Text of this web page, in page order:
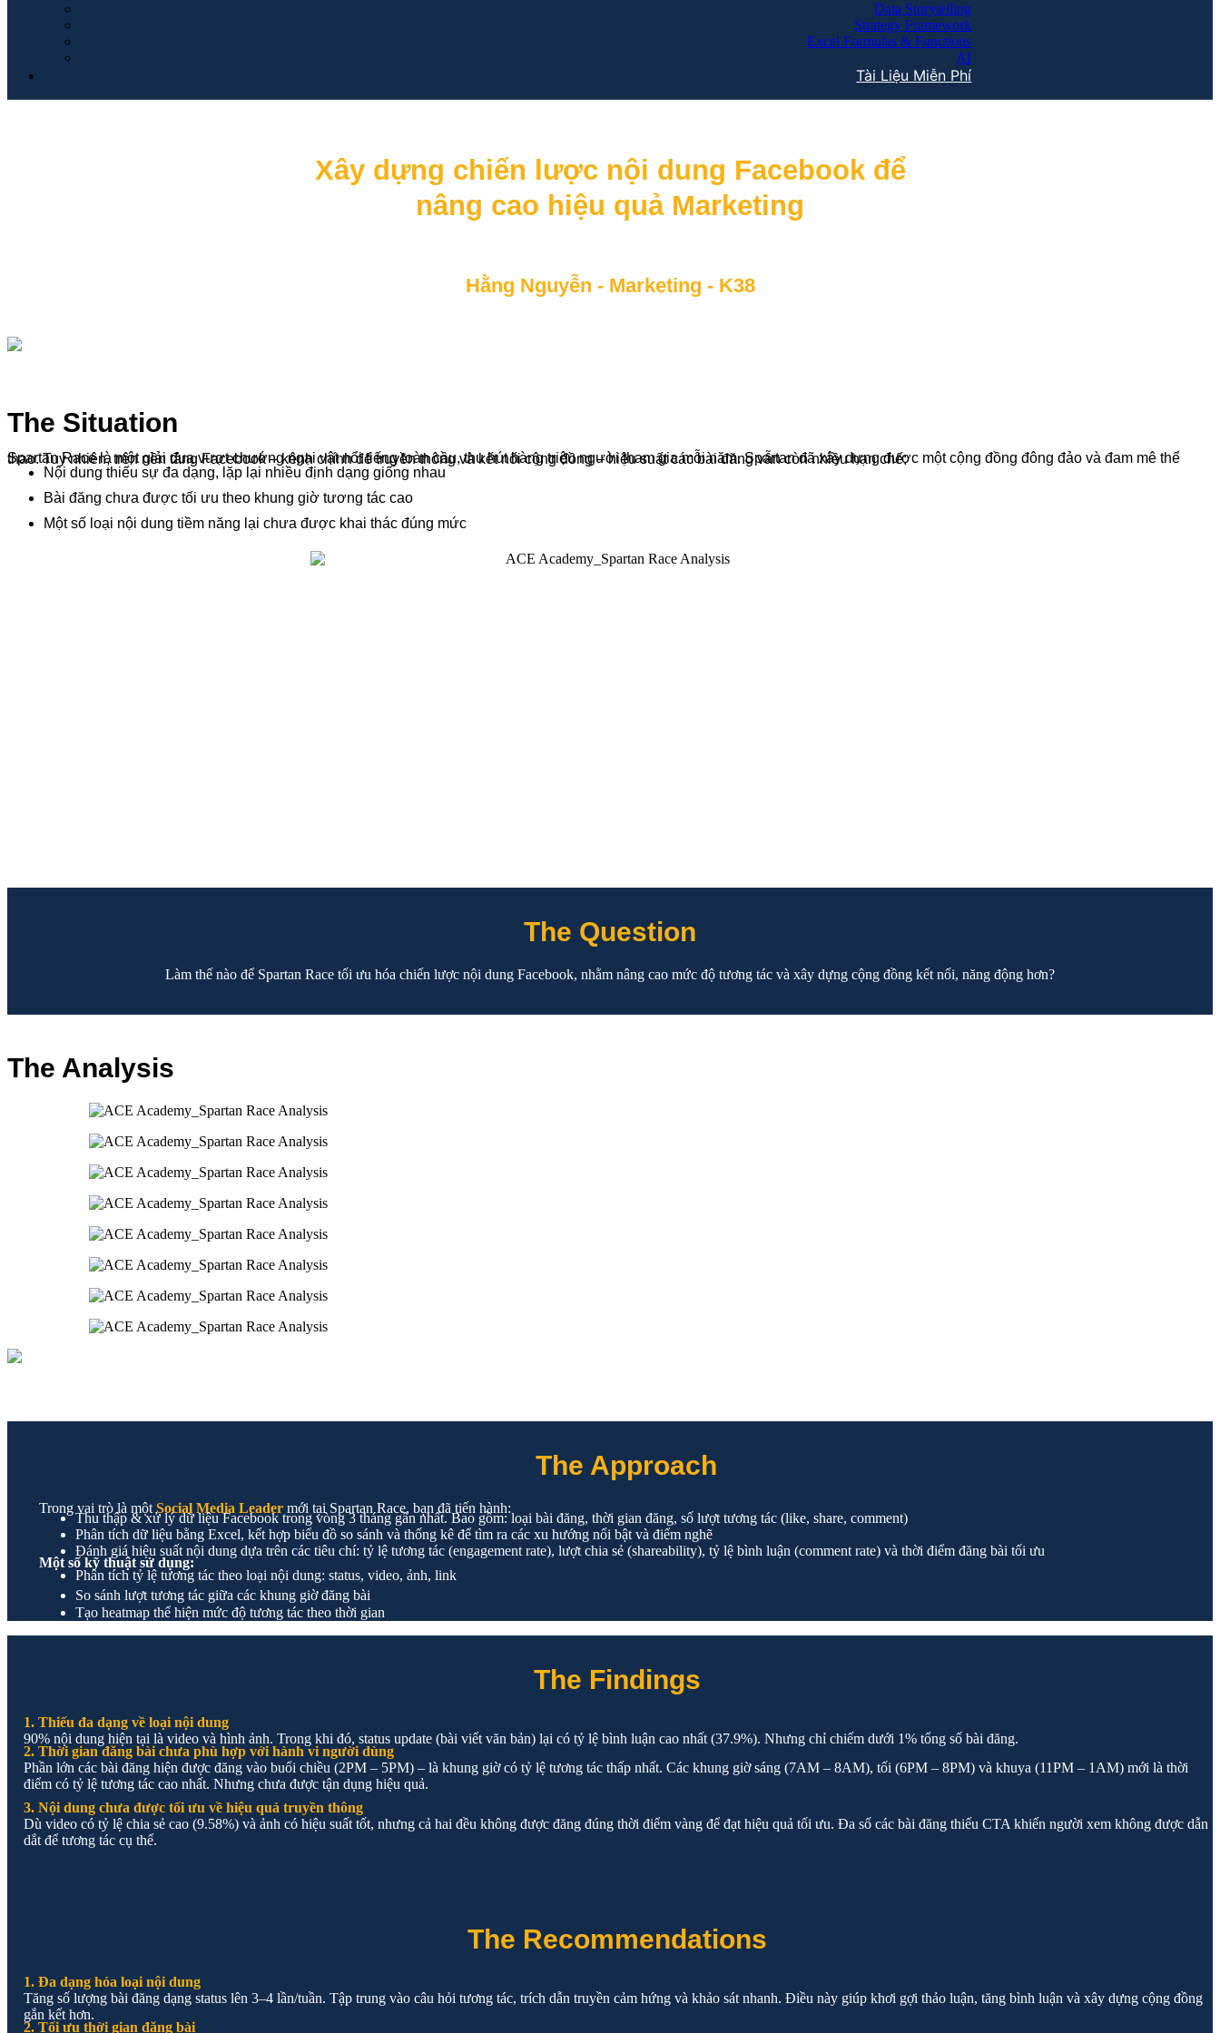
Data Storytelling
Strategy Framework
Excel Formulas & Functions
AI
Tài Liệu Miễn Phí
Xây dựng chiến lược nội dung Facebook để
nâng cao hiệu quả Marketing
Hằng Nguyễn - Marketing - K38
The Situation
Spartan Race là một giải đua vượt chướng ngại vật nổi tiếng toàn cầu, thu hút hàng triệu người tham gia mỗi năm. Spartan đã xây dựng được một cộng đồng đông đảo và đam mê thể thao. Tuy nhiên, trên nền tảng Facebook – kênh chính để truyền thông và kết nối cộng đồng – hiệu suất các bài đăng vẫn còn nhiều hạn chế:
Nội dung thiếu sự đa dạng, lặp lại nhiều định dạng giống nhau
Bài đăng chưa được tối ưu theo khung giờ tương tác cao
Một số loại nội dung tiềm năng lại chưa được khai thác đúng mức
The Question
Làm thế nào để Spartan Race tối ưu hóa chiến lược nội dung Facebook, nhằm nâng cao mức độ tương tác và xây dựng cộng đồng kết nối, năng động hơn?
The Analysis
The Approach
Trong vai trò là một Social Media Leader mới tại Spartan Race, bạn đã tiến hành:
Thu thập & xử lý dữ liệu Facebook trong vòng 3 tháng gần nhất. Bao gồm: loại bài đăng, thời gian đăng, số lượt tương tác (like, share, comment)
Phân tích dữ liệu bằng Excel, kết hợp biểu đồ so sánh và thống kê để tìm ra các xu hướng nổi bật và điểm nghẽ
Đánh giá hiệu suất nội dung dựa trên các tiêu chí: tỷ lệ tương tác (engagement rate), lượt chia sẻ (shareability), tỷ lệ bình luận (comment rate) và thời điểm đăng bài tối ưu
Một số kỹ thuật sử dụng:
Phân tích tỷ lệ tương tác theo loại nội dung: status, video, ảnh, link
So sánh lượt tương tác giữa các khung giờ đăng bài
Tạo heatmap thể hiện mức độ tương tác theo thời gian
The Findings
1. Thiếu đa dạng về loại nội dung
90% nội dung hiện tại là video và hình ảnh. Trong khi đó, status update (bài viết văn bản) lại có tỷ lệ bình luận cao nhất (37.9%). Nhưng chỉ chiếm dưới 1% tổng số bài đăng.
2. Thời gian đăng bài chưa phù hợp với hành vi người dùng
Phần lớn các bài đăng hiện được đăng vào buổi chiều (2PM – 5PM) – là khung giờ có tỷ lệ tương tác thấp nhất. Các khung giờ sáng (7AM – 8AM), tối (6PM – 8PM) và khuya (11PM – 1AM) mới là thời
điểm có tỷ lệ tương tác cao nhất. Nhưng chưa được tận dụng hiệu quả.
3. Nội dung chưa được tối ưu về hiệu quả truyền thông
Dù video có tỷ lệ chia sẻ cao (9.58%) và ảnh có hiệu suất tốt, nhưng cả hai đều không được đăng đúng thời điểm vàng để đạt hiệu quả tối ưu. Đa số các bài đăng thiếu CTA khiến người xem không được dẫn
dắt để tương tác cụ thể.
The Recommendations
1. Đa dạng hóa loại nội dung
Tăng số lượng bài đăng dạng status lên 3–4 lần/tuần. Tập trung vào câu hỏi tương tác, trích dẫn truyền cảm hứng và khảo sát nhanh. Điều này giúp khơi gợi thảo luận, tăng bình luận và xây dựng cộng đồng
gắn kết hơn.
2. Tối ưu thời gian đăng bài